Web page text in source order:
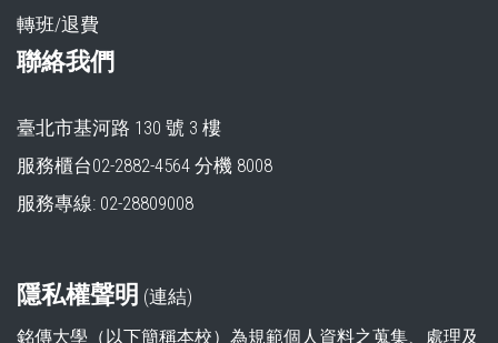
轉班/退費
聯絡我們
臺北市基河路 130 號 3 樓
服務櫃台02-2882-4564 分機 8008
服務專線: 02-28809008
隱私權聲明 (連結)
銘傳大學（以下簡稱本校）為規範個人資料之蒐集、處理及